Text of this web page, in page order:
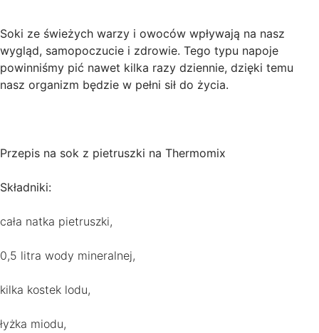
Soki ze świeżych warzy i owoców wpływają na nasz
wygląd, samopoczucie i zdrowie. Tego typu napoje
powinniśmy pić nawet kilka razy dziennie, dzięki temu
nasz organizm będzie w pełni sił do życia.
Przepis na sok z pietruszki na Thermomix
Składniki:
cała natka pietruszki,
0,5 litra wody mineralnej,
kilka kostek lodu,
łyżka miodu,